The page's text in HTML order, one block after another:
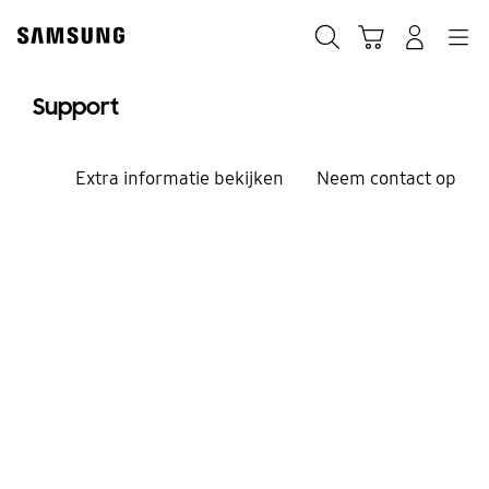
content
Support
Extra informatie bekijken Neem contact op